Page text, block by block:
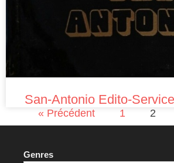
San-Antonio Edito-
« Précédent 1 2
Genres